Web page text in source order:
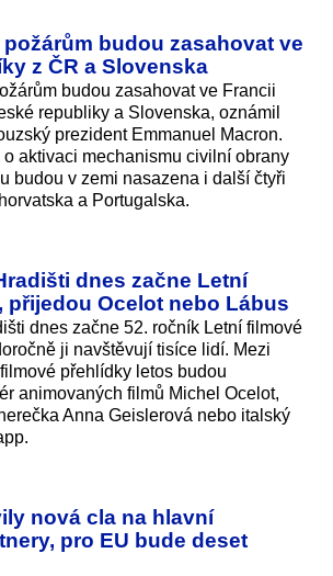
budou zasahovat ve
z ČR a Slovenska
budou zasahovat ve Francii
republiky a Slovenska, oznámil
prezident Emmanuel Macron.
aktivaci mechanismu civilní obrany
budou v zemi nasazena i další čtyři
a Portugalska.
dnes začne Letní
přijedou Ocelot nebo Lábus
dnes začne 52. ročník Letní filmové
ji navštěvují tisíce lidí. Mezi
přehlídky letos budou
animovaných filmů Michel Ocelot,
Anna Geislerová nebo italský
nová cla na hlavní
pro EU bude deset